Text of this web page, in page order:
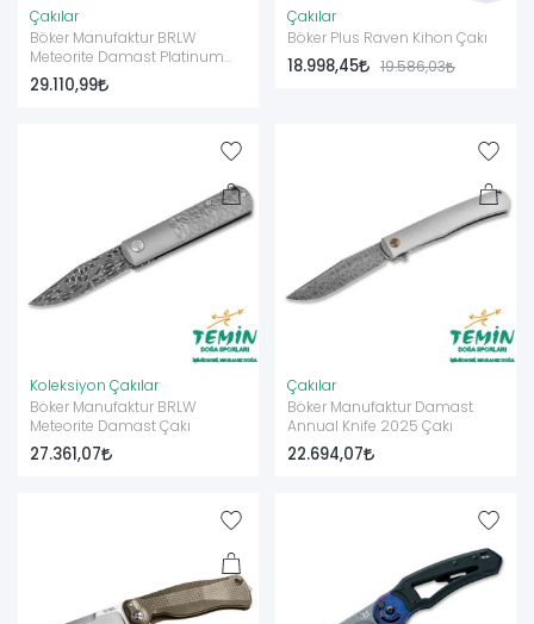
Çakılar
Böker Manufaktur BRLW
Meteorite Damast Platinum
Edition Çakı
29.110,99
Çakılar
Böker Plus Raven Kihon Çakı
18.998,45 19.586,03
Koleksiyon Çakılar
Böker Manufaktur BRLW
Meteorite Damast Çakı
27.361,07
Çakılar
Böker Manufaktur Damast
Annual Knife 2025 Çakı
22.694,07